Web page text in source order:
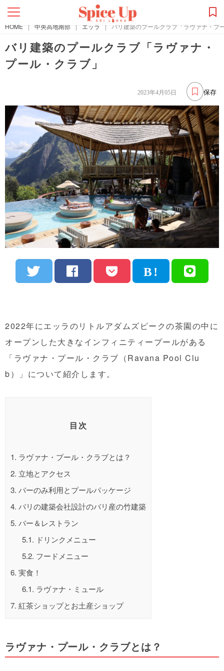
HOME | 中央高地南部 | エッラ | バリ建築のプールクラブ「ラヴァナ・プ
バリ建築のプールクラブ「ラヴァナ・
プール・クラブ」
保存
2023年4月05日
2022年にエッラのリトルアダムズピークの茶園の中に
オープンした大きなインフィニティープールがある
「ラヴァナ・プール・クラブ（Ravana Pool Clu
b）」について紹介します。
目次
1. ラヴァナ・プール・クラブとは？
2. 立地とアクセス
3. バーのみ利用とプールパッケージ
4. バリの建築会社設計のバリ産の竹建築
5. バー＆レストラン
5.1. ドリンクメニュー
5.2. フードメニュー
6. 実食！
6.1. ラヴァナ・ミュール
7. 紅茶ショップとお土産ショップ
ラヴァナ・プール・クラブとは？